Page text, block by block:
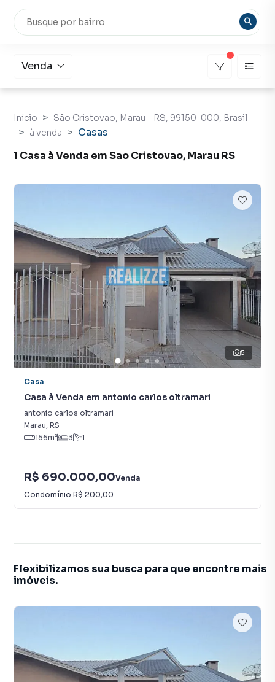
Venda
Início
São Cristovao, Marau - RS, 99150-000, Brasil
à venda
Casas
1 Casa à Venda em Sao Cristovao, Marau RS
5
Casa
Casa à Venda em antonio carlos oltramari
antonio carlos oltramari
Marau, RS
156m² 3 1
R$ 690.000,00Venda
Condomínio R$ 200,00
Flexibilizamos sua busca para que encontre mais
imóveis.